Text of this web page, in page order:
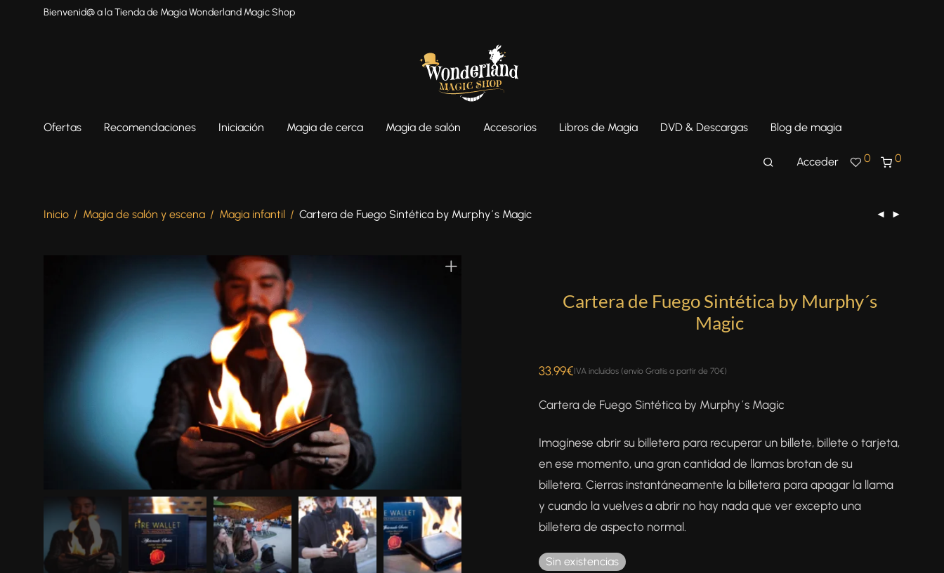
Bienvenid@ a la Tienda de Magia Wonderland Magic Shop
Ofertas Recomendaciones Iniciación Magia de cerca Magia de salón Accesorios Libros de Magia DVD & Descargas Blog de magia
Acceder 0 0
Inicio / Magia de salón y escena / Magia infantil / Cartera de Fuego Sintética by Murphy´s Magic
Cartera de Fuego Sintética by Murphy´s
Magic
33.99€IVA incluidos (envío Gratis a partir de 70€)
Cartera de Fuego Sintética by Murphy´s Magic
Imagínese abrir su billetera para recuperar un billete, billete o tarjeta,
en ese momento, una gran cantidad de llamas brotan de su
billetera. Cierras instantáneamente la billetera para apagar la llama
y cuando la vuelves a abrir no hay nada que ver excepto una
billetera de aspecto normal.
Sin existencias